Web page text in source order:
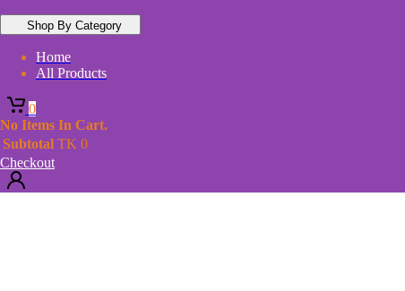
Shop By Category
Home
All Products
0
No Items In Cart.
Subtotal TK 0
Checkout